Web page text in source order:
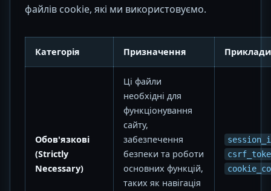
файлів cookie, які ми використовуємо.
Категорія Призначення Приклади
Обов'язкові
(Strictly
Necessary)
Ці файли
необхідні для
функціонування
сайту,
забезпечення
безпеки та роботи
основних функцій,
таких як навігація